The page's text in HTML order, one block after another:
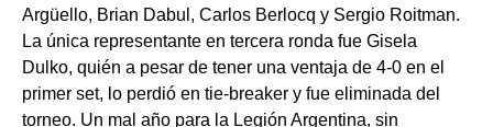
Argüello, Brian Dabul, Carlos Berlocq y Sergio Roitman.
La única representante en tercera ronda fue Gisela
Dulko, quién a pesar de tener una ventaja de 4-0 en el
primer set, lo perdió en tie-breaker y fue eliminada del
torneo. Un mal año para la Legión Argentina, sin